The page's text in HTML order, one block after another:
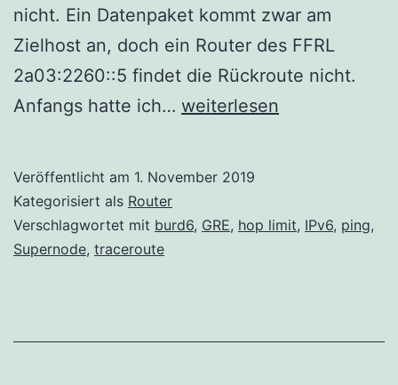
nicht. Ein Datenpaket kommt zwar am
Zielhost an, doch ein Router des FFRL
2a03:2260::5 findet die Rückroute nicht.
Anfangs hatte ich… bird6
weiterlesen
Veröffentlicht am 1. November 2019
Kategorisiert als Router
Verschlagwortet mit burd6, GRE, hop limit, IPv6, ping,
Supernode, traceroute